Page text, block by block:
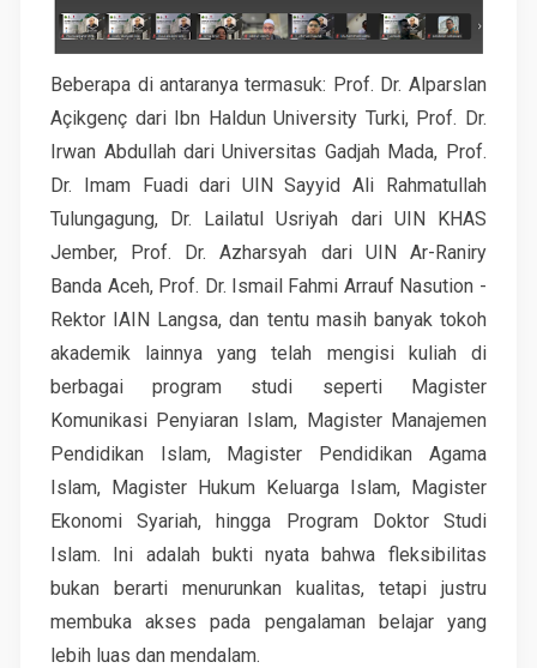
Beberapa di antaranya termasuk: Prof. Dr. Alparslan
Açikgenç dari Ibn Haldun University Turki, Prof. Dr.
Irwan Abdullah dari Universitas Gadjah Mada, Prof.
Dr. Imam Fuadi dari UIN Sayyid Ali Rahmatullah
Tulungagung, Dr. Lailatul Usriyah dari UIN KHAS
Jember, Prof. Dr. Azharsyah dari UIN Ar-Raniry
Banda Aceh, Prof. Dr. Ismail Fahmi Arrauf Nasution -
Rektor IAIN Langsa, dan tentu masih banyak tokoh
akademik lainnya yang telah mengisi kuliah di
berbagai program studi seperti Magister
Komunikasi Penyiaran Islam, Magister Manajemen
Pendidikan Islam, Magister Pendidikan Agama
Islam, Magister Hukum Keluarga Islam, Magister
Ekonomi Syariah, hingga Program Doktor Studi
Islam. Ini adalah bukti nyata bahwa fleksibilitas
bukan berarti menurunkan kualitas, tetapi justru
membuka akses pada pengalaman belajar yang
lebih luas dan mendalam.